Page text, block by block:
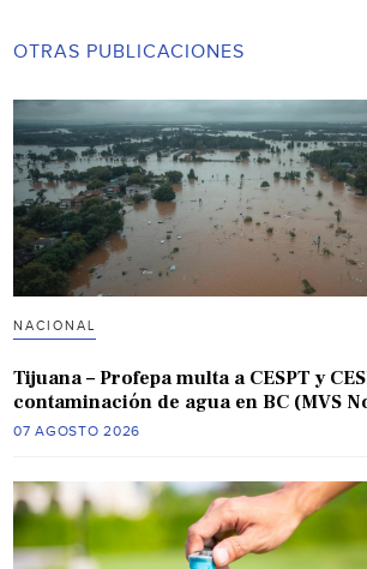
OTRAS PUBLICACIONES
NACIONAL
Tijuana – Profepa multa a CESPT y
contaminación de agua en BC (MVS
07 AGOSTO 2026